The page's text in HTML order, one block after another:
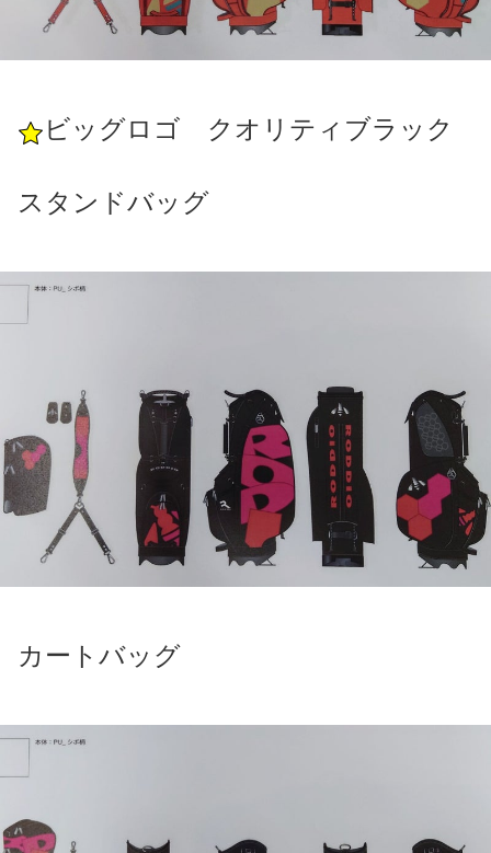
ビッグロゴ クオリティブラック
スタンドバッグ
カートバッグ